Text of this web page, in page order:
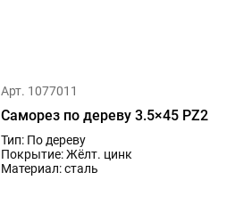
Арт. 1077011
Саморез по дереву 3.5×45 PZ2
Тип: По дереву
Покрытие: Жёлт. цинк
Материал: сталь